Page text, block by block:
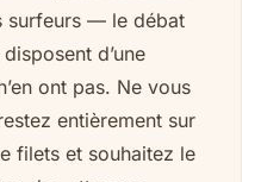
surfeurs — le débat
d’une
ont pas. Ne vous
entièrement sur
filets et souhaitez le